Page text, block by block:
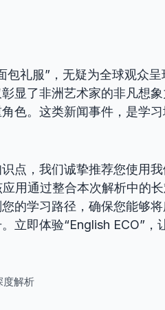
包礼服”，无疑为全球观众
显了非洲艺术家的非凡想
色。这类新闻事件，是学
点，我们诚挚推荐您使用
应用通过整合本次解析中的
的学习路径，确保您能够
立即体验“English ECO”，
度解析